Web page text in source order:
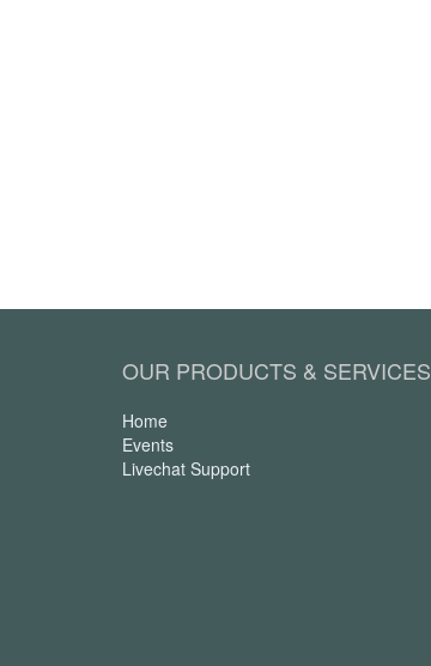
OUR PRODUCTS & SERVICES
Home
Events
Livechat Support